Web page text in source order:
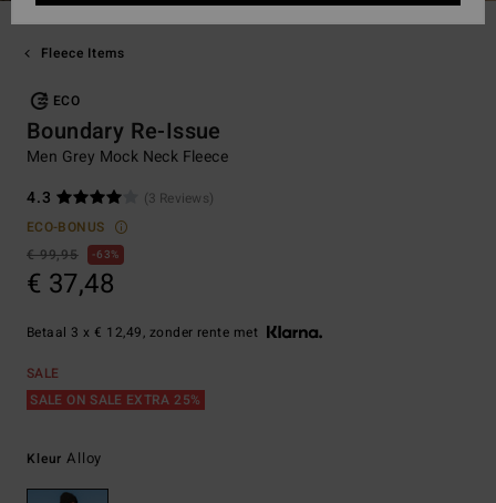
Fleece Items
ECO
Boundary Re-Issue
Men Grey Mock Neck Fleece
4.3
(3 Reviews)
ECO-BONUS
€ 99,95
63%
€ 37,48
Betaal 3 x € 12,49, zonder rente met
SALE
SALE ON SALE EXTRA 25%
KleurAlloy